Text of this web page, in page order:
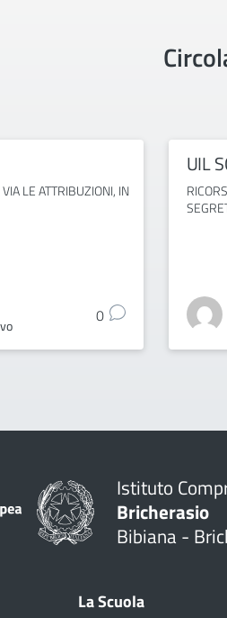
LE ATTRIBUZIONI, IN
0
UIL
Istituto
Bricherasio
Bibiana -
La Scuola